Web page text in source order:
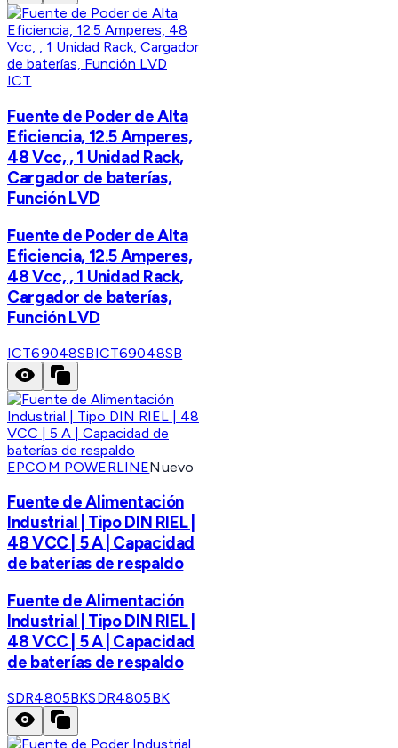
ICT
Fuente de Poder de Alta
Eficiencia, 12.5 Amperes,
48 Vcc, , 1 Unidad Rack,
Cargador de baterías,
Función LVD
Fuente de Poder de Alta
Eficiencia, 12.5 Amperes,
48 Vcc, , 1 Unidad Rack,
Cargador de baterías,
Función LVD
ICT69048SBICT69048SB
EPCOM POWERLINENuevo
Fuente de Alimentación
Industrial | Tipo DIN RIEL |
48 VCC | 5 A | Capacidad
de baterías de respaldo
Fuente de Alimentación
Industrial | Tipo DIN RIEL |
48 VCC | 5 A | Capacidad
de baterías de respaldo
SDR4805BKSDR4805BK